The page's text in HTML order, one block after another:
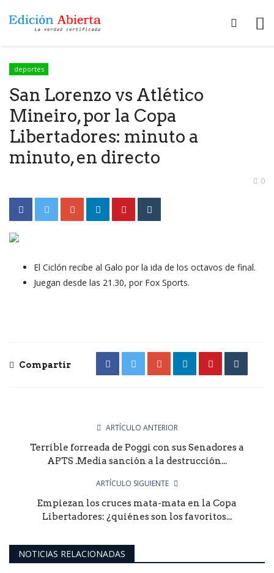
deportes
San Lorenzo vs Atlético
Mineiro, por la Copa
Libertadores: minuto a
minuto, en directo
0
El Ciclón recibe al Galo por la ida de los octavos de final.
Juegan desde las 21.30, por Fox Sports.
Compartir
ARTÍCULO ANTERIOR
Terrible forreada de Poggi con sus Senadores a
APTS .Media sanción a la destrucción...
ARTÍCULO SIGUIENTE
Empiezan los cruces mata-mata en la Copa
Libertadores: ¿quiénes son los favoritos...
NOTICIAS RELACIONADAS